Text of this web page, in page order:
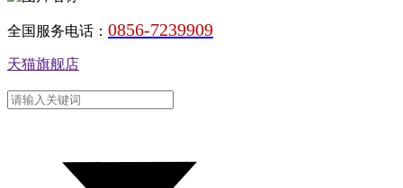
全国服务电话： 0856-7239909
天猫旗舰店